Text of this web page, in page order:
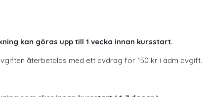
kan göras upp till 1 vecka innan kursstart.
återbetalas med ett avdrag för 150 kr i adm avgift.